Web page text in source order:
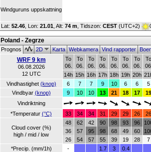
Windguruns uppskattning
Lat: 52.46 , Lon: 21.01 Alt: 74 m , Tidszon: CEST (UTC+2)
Poland - Zegrze
Prognos 2D KartaWebkameraVind rapporter
WRF 9 km
06.08.2026
12 UTC
To
06.
To
06.
To
06.
To
06.
To
06.
To
06.
To
06.
To
14h 15h 16h 17h 18h 19h 20h
Vindhastighet (knop) 6 7 7 9 10 6 6
5
Vindbyar (knop) 9 10 10 13 21 18 17
19
Vindriktning
*Temperatur (°C) 33 34 34 31 29 29 26 26
Cloud cover (%)
high / mid / low
48
36
26
62
57
54
42
95
57
90
98
55
98
68
39
93
49
19
96
60
28
7
*Precip. (mm/1h)
- 1.7 3 0.4